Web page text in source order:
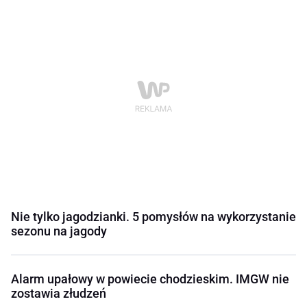
Nie tylko jagodzianki. 5 pomysłów na wykorzystanie
sezonu na jagody
Alarm upałowy w powiecie chodzieskim. IMGW nie
zostawia złudzeń